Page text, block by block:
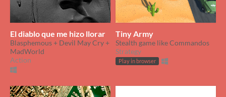
El diablo que me hizo llorar
Blasphemous + Devil May Cry +
MadWorld
Action
Tiny Army
Stealth game like Commandos
Strategy
Play in browser